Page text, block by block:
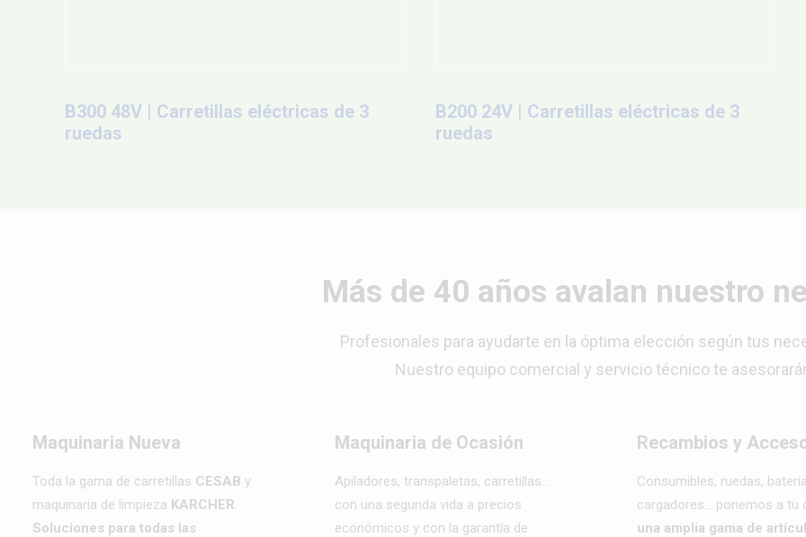
B300 48V | Carretillas eléctricas de 3
ruedas
B200 24V | Carretillas eléctricas de 3
ruedas
Más de 40 años avalan nuestro
Profesionales para ayudarte en la óptima elección según tus
Nuestro equipo comercial y servicio técnico te
Maquinaria Nueva
Toda la gama de carretillas CESAB y
maquinaria de limpieza KARCHER.
Soluciones para todas las
Maquinaria de Ocasión
Apiladores, transpaletas, carretillas…
con una segunda vida a precios
económicos y con la garantía de
Recambios y
Consumibles, ruedas,
cargadores… ponemos a tu
una amplia gama de